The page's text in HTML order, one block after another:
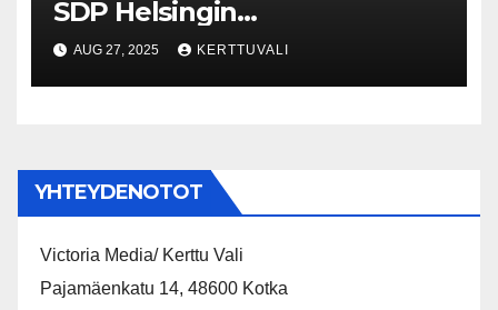
SDP Helsingin
valtuustoryhmän
puheenjohtajaksi
AUG 27, 2025 KERTTUVALI
YHTEYDENOTOT
Victoria Media/ Kerttu Vali
Pajamäenkatu 14, 48600 Kotka